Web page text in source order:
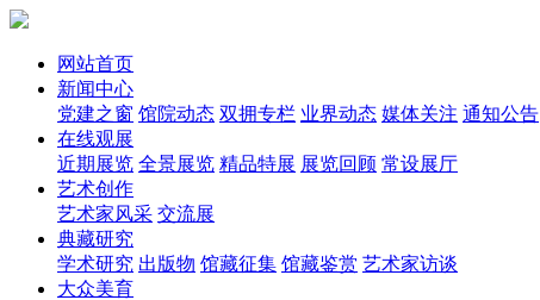
网站首页
新闻中心
党建之窗 馆院动态 双拥专栏 业界动态 媒体关注 通知公告
在线观展
近期展览 全景展览 精品特展 展览回顾 常设展厅
艺术创作
艺术家风采 交流展
典藏研究
学术研究 出版物 馆藏征集 馆藏鉴赏 艺术家访谈
大众美育